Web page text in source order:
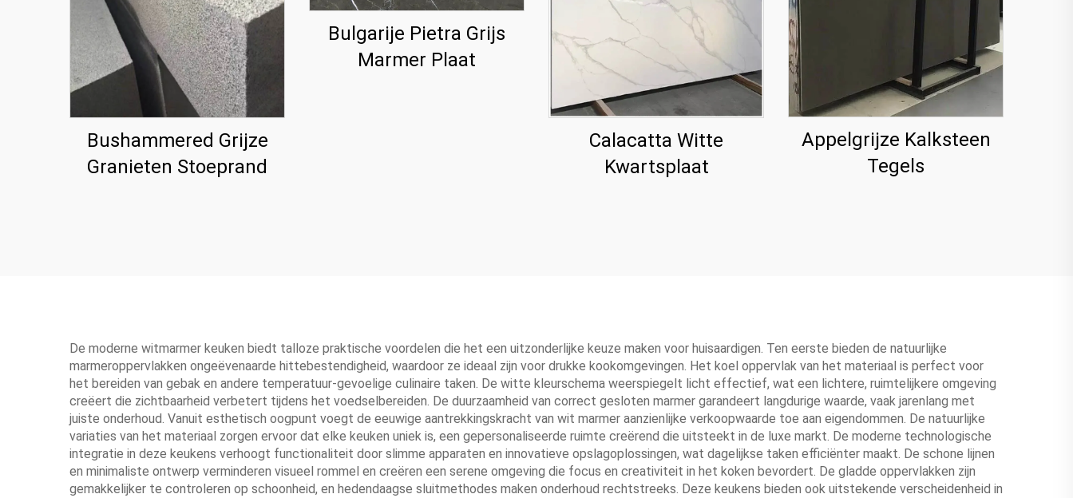
Bushammered Grijze
Granieten Stoeprand
Bulgarije Pietra Grijs
Marmer Plaat
Calacatta Witte
Kwartsplaat
Appelgrijze Kalksteen
Tegels
De moderne witmarmer keuken biedt talloze praktische voordelen die het een uitzonderlijke keuze maken voor huisaardigen. Ten eerste bieden de natuurlijke
marmeroppervlakken ongeëvenaarde hittebestendigheid, waardoor ze ideaal zijn voor drukke kookomgevingen. Het koel oppervlak van het materiaal is perfect voor
het bereiden van gebak en andere temperatuur-gevoelige culinaire taken. De witte kleurschema weerspiegelt licht effectief, wat een lichtere, ruimtelijkere omgeving
creëert die zichtbaarheid verbetert tijdens het voedselbereiden. De duurzaamheid van correct gesloten marmer garandeert langdurige waarde, vaak jarenlang met
juiste onderhoud. Vanuit esthetisch oogpunt voegt de eeuwige aantrekkingskracht van wit marmer aanzienlijke verkoopwaarde toe aan eigendommen. De natuurlijke
variaties van het materiaal zorgen ervoor dat elke keuken uniek is, een gepersonaliseerde ruimte creërend die uitsteekt in de luxe markt. De moderne technologische
integratie in deze keukens verhoogt functionaliteit door slimme apparaten en innovatieve opslagoplossingen, wat dagelijkse taken efficiënter maakt. De schone lijnen
en minimaliste ontwerp verminderen visueel rommel en creëren een serene omgeving die focus en creativiteit in het koken bevordert. De gladde oppervlakken zijn
gemakkelijker te controleren op schoonheid, en hedendaagse sluitmethodes maken onderhoud rechtstreeks. Deze keukens bieden ook uitstekende verscheidenheid in